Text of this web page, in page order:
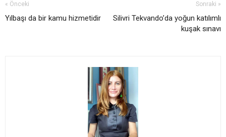
« Önceki
Yılbaşı da bir kamu hizmetidir
Sonraki »
Silivri Tekvando’da yoğun katılımlı
kuşak sınavı